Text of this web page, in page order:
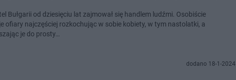
Bułgarii od dziesięciu lat zajmował się handlem ludźmi. Osobiście
ofiary najczęściej rozkochując w sobie kobiety, w tym nastolatki, a
je do prosty…
dodano 18-1-2024